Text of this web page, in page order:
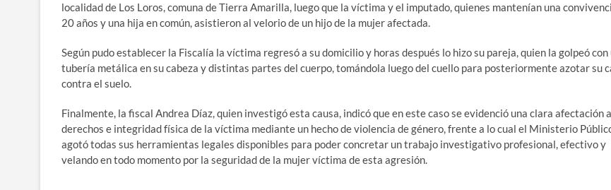
localidad de Los Loros, comuna de Tierra Amarilla, luego que la víctima y el imputado, quienes mantenían una
20 años y una hija en común, asistieron al velorio de un hijo de la mujer afectada.
Según pudo establecer la Fiscalía la víctima regresó a su domicilio y horas después lo hizo su pareja, quien la golpeó con
tubería metálica en su cabeza y distintas partes del cuerpo, tomándola luego del cuello para posteriormente azotar su
contra el suelo.
Finalmente, la fiscal Andrea Díaz, quien investigó esta causa, indicó que en este caso se evidenció una clara afectación
derechos e integridad física de la víctima mediante un hecho de violencia de género, frente a lo cual el Ministerio
agotó todas sus herramientas legales disponibles para poder concretar un trabajo investigativo profesional, efectivo y
velando en todo momento por la seguridad de la mujer víctima de esta agresión.